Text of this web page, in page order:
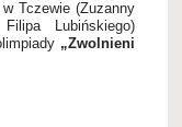
Tczewie (Zuzanny
Lubińskiego)
„Zwolnieni